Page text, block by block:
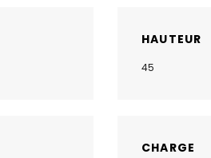
HAUTEUR
45
CHARGE